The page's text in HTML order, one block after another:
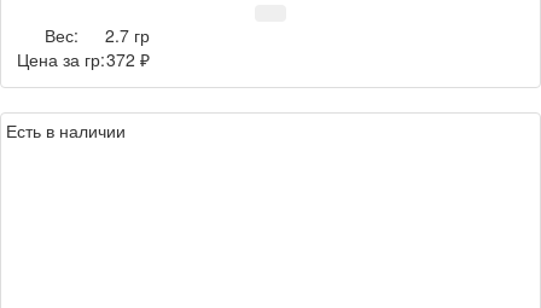
Вес:
2.7 гр
Цена за гр:372 ₽
Есть в наличии